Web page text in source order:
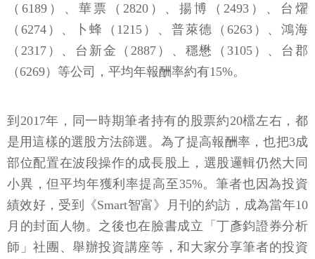
（6189）、華票（2820）、揚博（2493）、台燿
（6274）、卜蜂（1215）、普萊德（6263）、鴻海
（2317）、台新金（2887）、穩懋（3105）、台郡
（6269）等公司，平均年報酬率約有15%。
到2017年，同一時期筆者持有的股票約20檔左右，都
是用這樣的選股方法篩選。為了提高報酬率，也把3成
部位配置在波段操作的成長股上，選股邏輯仍然大同
小異，但平均年獲利率提高至35%。筆者也因為投資
績效好，受到《Smart智富》月刊的約訪，成為當年10
月的封面人物。之後也在臉書成立「丁彥鈞證券分析
師」社團、舉辦投資講座等，和大家分享筆者的投資